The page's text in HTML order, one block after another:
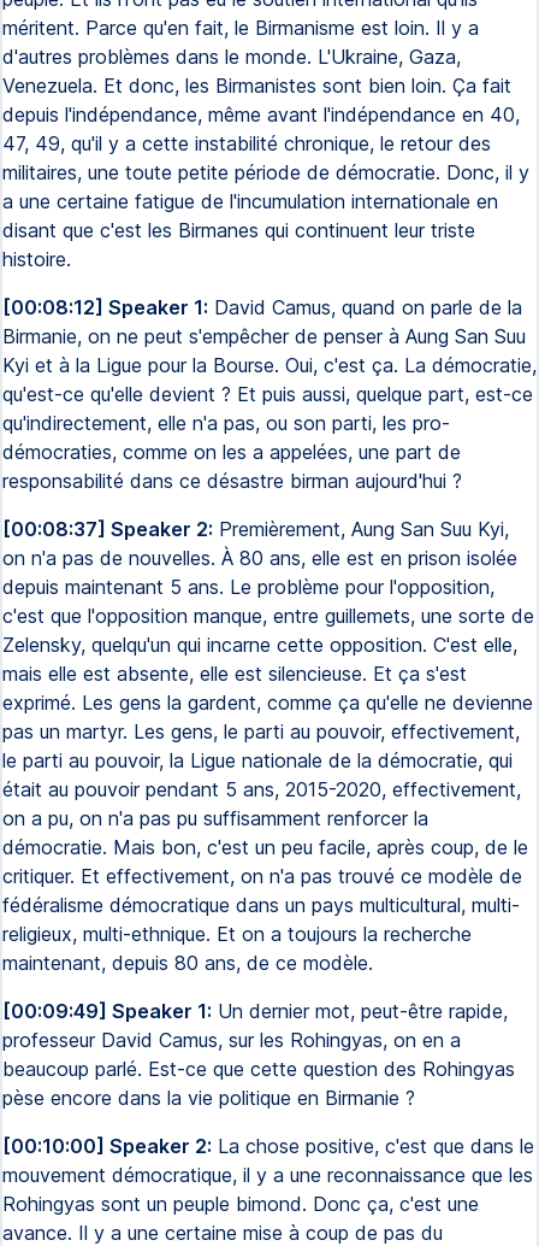
méritent. Parce qu'en fait, le Birmanisme est loin. Il y a
d'autres problèmes dans le monde. L'Ukraine, Gaza,
Venezuela. Et donc, les Birmanistes sont bien loin. Ça fait
depuis l'indépendance, même avant l'indépendance en 40,
47, 49, qu'il y a cette instabilité chronique, le retour des
militaires, une toute petite période de démocratie. Donc, il y
a une certaine fatigue de l'incumulation internationale en
disant que c'est les Birmanes qui continuent leur triste
histoire.
[00:08:12] Speaker 1: David Camus, quand on parle de la
Birmanie, on ne peut s'empêcher de penser à Aung San Suu
Kyi et à la Ligue pour la Bourse. Oui, c'est ça. La démocratie,
qu'est-ce qu'elle devient ? Et puis aussi, quelque part, est-ce
qu'indirectement, elle n'a pas, ou son parti, les pro-
démocraties, comme on les a appelées, une part de
responsabilité dans ce désastre birman aujourd'hui ?
[00:08:37] Speaker 2: Premièrement, Aung San Suu Kyi,
on n'a pas de nouvelles. À 80 ans, elle est en prison isolée
depuis maintenant 5 ans. Le problème pour l'opposition,
c'est que l'opposition manque, entre guillemets, une sorte de
Zelensky, quelqu'un qui incarne cette opposition. C'est elle,
mais elle est absente, elle est silencieuse. Et ça s'est
exprimé. Les gens la gardent, comme ça qu'elle ne devienne
pas un martyr. Les gens, le parti au pouvoir, effectivement,
le parti au pouvoir, la Ligue nationale de la démocratie, qui
était au pouvoir pendant 5 ans, 2015-2020, effectivement,
on a pu, on n'a pas pu suffisamment renforcer la
démocratie. Mais bon, c'est un peu facile, après coup, de le
critiquer. Et effectivement, on n'a pas trouvé ce modèle de
fédéralisme démocratique dans un pays multicultural, multi-
religieux, multi-ethnique. Et on a toujours la recherche
maintenant, depuis 80 ans, de ce modèle.
[00:09:49] Speaker 1: Un dernier mot, peut-être rapide,
professeur David Camus, sur les Rohingyas, on en a
beaucoup parlé. Est-ce que cette question des Rohingyas
pèse encore dans la vie politique en Birmanie ?
[00:10:00] Speaker 2: La chose positive, c'est que dans le
mouvement démocratique, il y a une reconnaissance que les
Rohingyas sont un peuple bimond. Donc ça, c'est une
avance. Il y a une certaine mise à coup de pas du